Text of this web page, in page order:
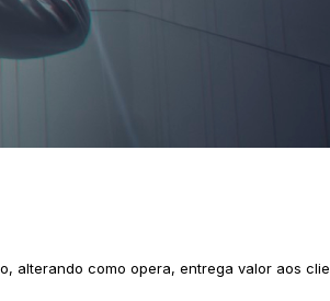
alterando como opera, entrega valor aos